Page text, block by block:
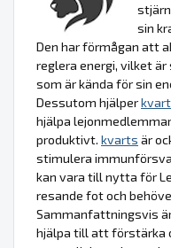
sin
Den har förmågan att
reglera energi, vilket
som är kända för sin
Dessutom hjälper
hjälpa
produktivt. kvarts är
stimulera
kan vara till nytta för
resande fot och
Sammanfattningsvis
hjälpa till att förstärka